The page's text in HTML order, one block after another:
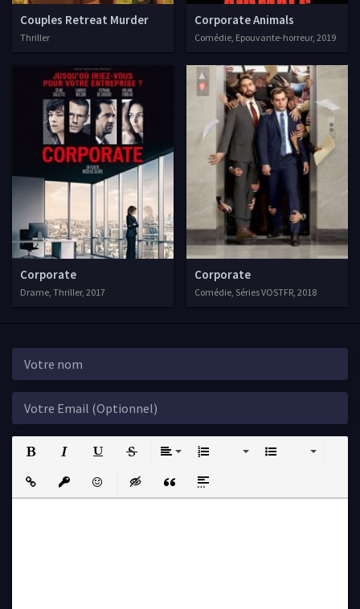
Couples Retreat Murder
Thriller
Corporate Animals
Comédie, Epouvante-horreur, 2019
Corporate
Drame, Thriller, 2017
Corporate
Comédie, Séries VOSTFR, 2018
Strikethrough
Insert LinkInsert protected link
EmoticonsInsert hidden text
Insert QuoteInsert spoiler